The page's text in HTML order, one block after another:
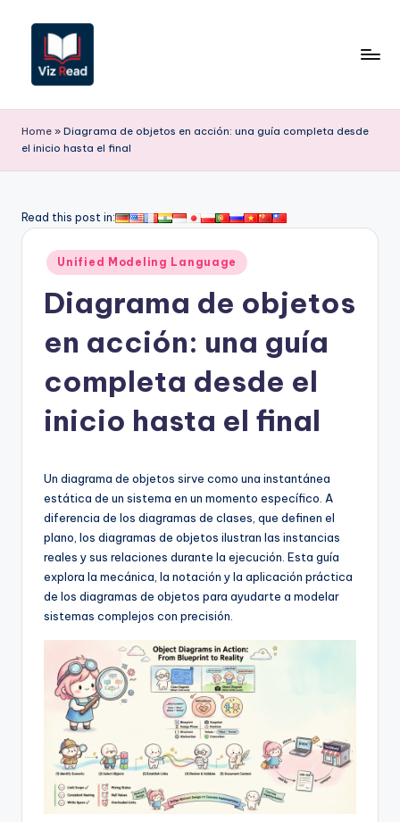
contenido
iz
R
a
A
S
o
D
Home » Diagrama de objetos en acción: una guía completa desde
el inicio hasta el final
Read this post in:
Publicado
en
Unified Modeling Language
Diagrama de objetos
en acción: una guía
completa desde el
inicio hasta el final
Un diagrama de objetos sirve como una instantánea
estática de un sistema en un momento específico. A
diferencia de los diagramas de clases, que definen el
plano, los diagramas de objetos ilustran las instancias
reales y sus relaciones durante la ejecución. Esta guía
explora la mecánica, la notación y la aplicación práctica
de los diagramas de objetos para ayudarte a modelar
sistemas complejos con precisión.